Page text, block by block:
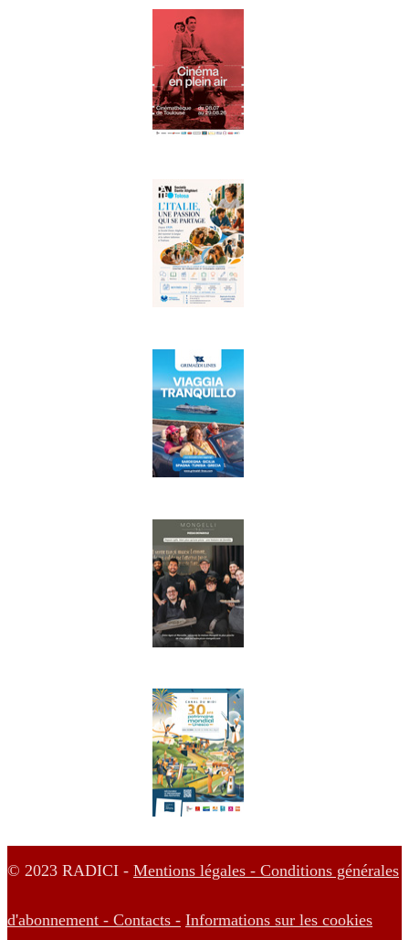
© 2023 RADICI - Mentions légales - Conditions générales
d'abonnement - Contacts - Informations sur les cookies